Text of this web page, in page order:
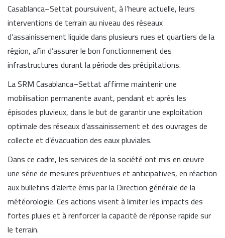
Casablanca–Settat poursuivent, à l’heure actuelle, leurs
interventions de terrain au niveau des réseaux
d’assainissement liquide dans plusieurs rues et quartiers de la
région, afin d’assurer le bon fonctionnement des
infrastructures durant la période des précipitations.
La SRM Casablanca–Settat affirme maintenir une
mobilisation permanente avant, pendant et après les
épisodes pluvieux, dans le but de garantir une exploitation
optimale des réseaux d’assainissement et des ouvrages de
collecte et d’évacuation des eaux pluviales.
Dans ce cadre, les services de la société ont mis en œuvre
une série de mesures préventives et anticipatives, en réaction
aux bulletins d’alerte émis par la Direction générale de la
météorologie. Ces actions visent à limiter les impacts des
fortes pluies et à renforcer la capacité de réponse rapide sur
le terrain.